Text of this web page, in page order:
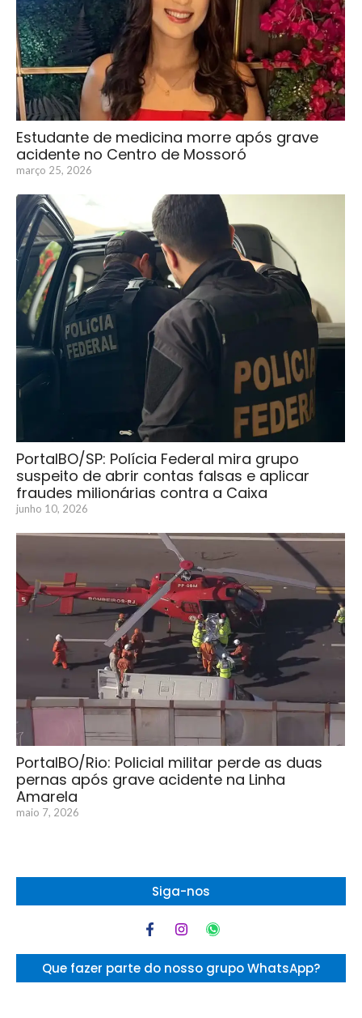
Estudante de medicina morre após grave
acidente no Centro de Mossoró
março 25, 2026
PortalBO/SP: Polícia Federal mira grupo
suspeito de abrir contas falsas e aplicar
fraudes milionárias contra a Caixa
junho 10, 2026
PortalBO/Rio: Policial militar perde as duas
pernas após grave acidente na Linha
Amarela
maio 7, 2026
Siga-nos
Que fazer parte do nosso grupo WhatsApp?